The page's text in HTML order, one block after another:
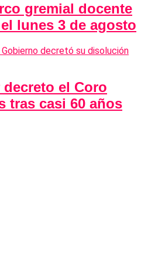
gremial docente
lunes 3 de agosto
el Coro
tras casi 60 años